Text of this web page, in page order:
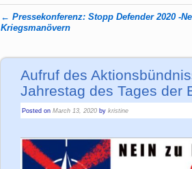
Post navigation
← Pressekonferenz: Stopp Defender 2020 -
Kriegsmanövern
Aufruf des
Jahrestag des Tages der
Posted onMarch 13, 2020 bykristine